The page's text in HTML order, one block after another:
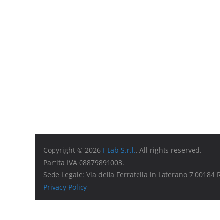
Copyright © 2026 I-Lab S.r.l.. All rights reserved.
Partita IVA 08879891003.
Sede Legale: Via della Ferratella in Laterano 7 00184
Privacy Policy